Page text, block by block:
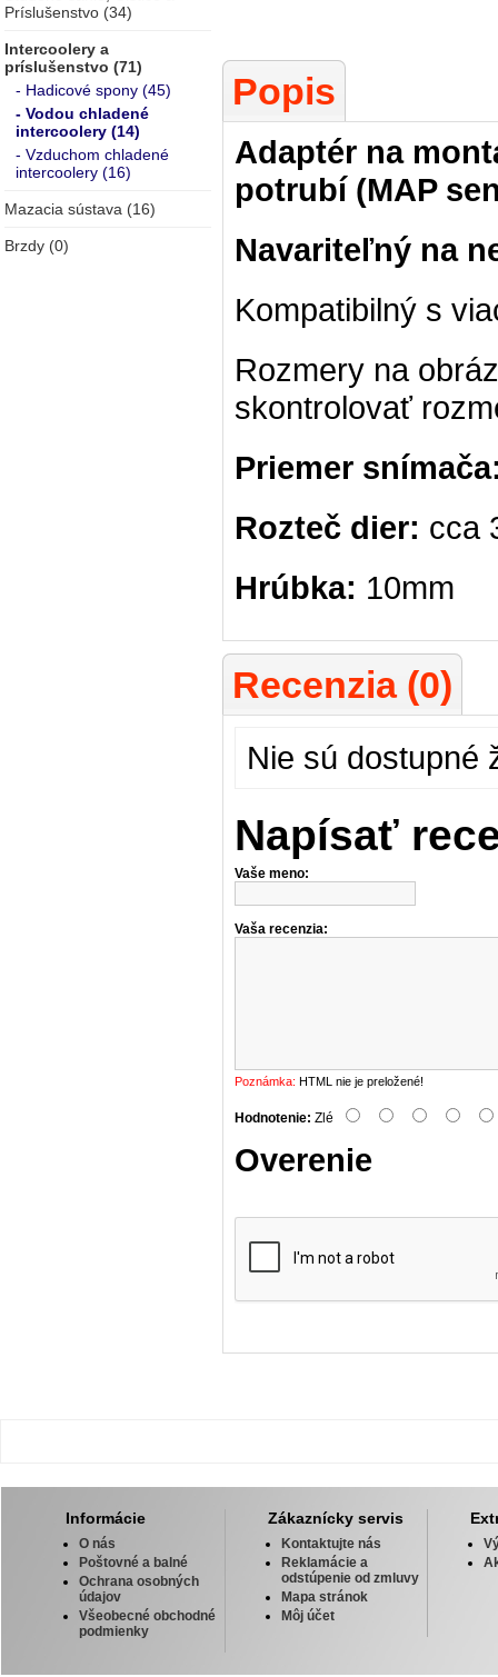
Príslušenstvo (34)
Intercoolery a
príslušenstvo (71)
- Hadicové spony (45)
- Vodou chladené
intercoolery (14)
- Vzduchom chladené
intercoolery (16)
Mazacia sústava (16)
Brzdy (0)
Popis
Adaptér na
potrubí (MAP
Navariteľný na
Kompatibilný s
Rozmery na
skontrolovať
Priemer
Rozteč dier: cca
Hrúbka: 10mm
Recenzia (0)
Nie sú dostupné
Napísať
Vaše meno:
Vaša recenzia:
Poznámka: HTML nie je preložené!
Hodnotenie: Zlé
Overenie
Informácie
O nás
Poštovné a balné
Ochrana osobných
údajov
Všeobecné obchodné
podmienky
Zákaznícky servis
Kontaktujte nás
Reklamácie a
odstúpenie od zmluvy
Mapa stránok
Môj účet